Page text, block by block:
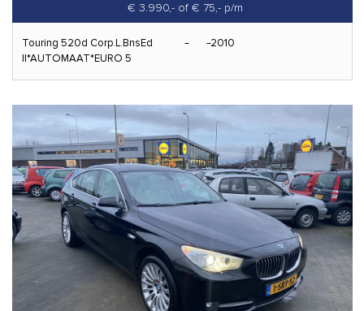
€ 3.990,- of € 75,- p/m
Touring 520d Corp.L.BnsEd
II*AUTOMAAT*EURO 5
2010